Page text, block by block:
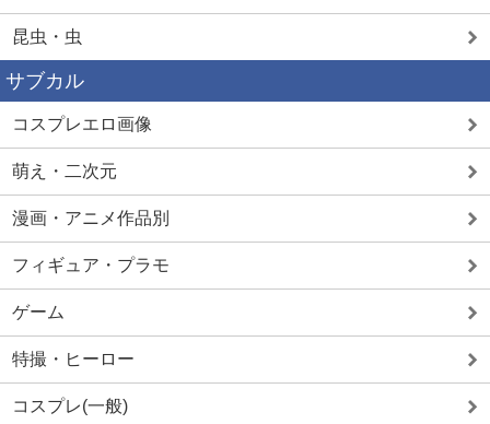
昆虫・虫
サブカル
コスプレエロ画像
萌え・二次元
漫画・アニメ作品別
フィギュア・プラモ
ゲーム
特撮・ヒーロー
コスプレ(一般)